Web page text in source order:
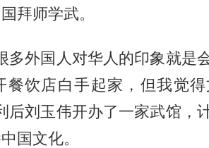
拜师学武。
外国人对华人的印象就是
餐饮店白手起家，但我觉
后刘玉伟开办了一家武馆，
国文化。